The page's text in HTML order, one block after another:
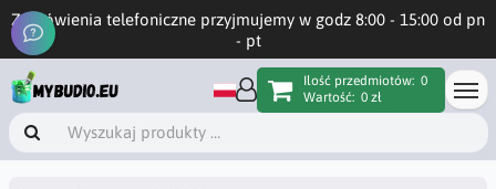
Zamówienia telefoniczne przyjmujemy w godz 8:00 - 15:00 od pn
- pt
Ilość przedmiotów: 0
Wartość: 0 zł